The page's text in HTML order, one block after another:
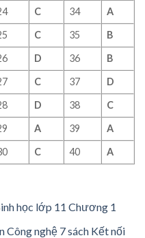
C 34
A
C 35
B
D 36
B
C 37
D
D 38
C
A 39
A
C 40 A
học lớp 11 Chương 1
nghệ 7 sách Kết nối